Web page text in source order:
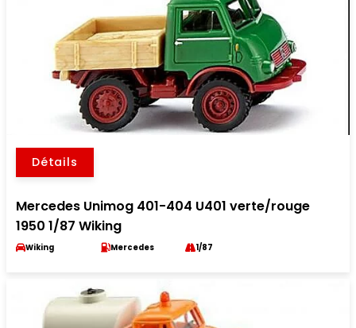
Détails
Mercedes Unimog 401-404 U401 verte/rouge
1950 1/87 Wiking
Wiking Mercedes 1/87